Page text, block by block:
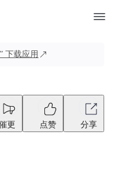
下载应用
更 点赞 分享